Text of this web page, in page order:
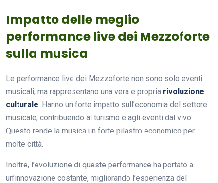
Impatto delle meglio
performance live dei Mezzoforte
sulla musica
Le performance live dei Mezzoforte non sono solo eventi
musicali, ma rappresentano una vera e propria rivoluzione
culturale. Hanno un forte impatto sull’economia del settore
musicale, contribuendo al turismo e agli eventi dal vivo.
Questo rende la musica un forte pilastro economico per
molte città.
Inoltre, l’evoluzione di queste performance ha portato a
un’innovazione costante, migliorando l’esperienza del